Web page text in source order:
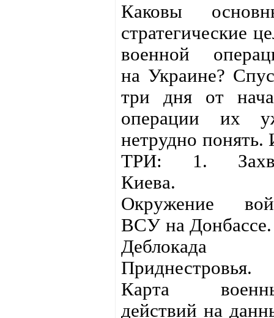
Каковы
стратегические
военной
на Украине?
три дня от
операции их
нетрудно понять.
ТРИ: 1.
Киева.
Окружение
ВСУ на
Деблокада
Приднестровья.
Карта
действий на